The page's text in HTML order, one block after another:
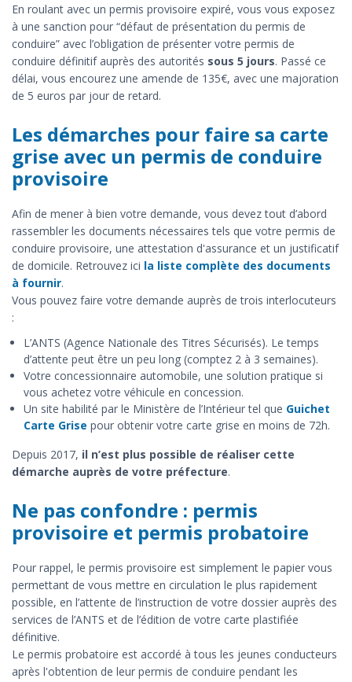
En roulant avec un permis provisoire expiré, vous vous exposez
à une sanction pour “défaut de présentation du permis de
conduire” avec l’obligation de présenter votre permis de
conduire définitif auprès des autorités sous 5 jours. Passé ce
délai, vous encourez une amende de 135€, avec une majoration
de 5 euros par jour de retard.
Les démarches pour faire sa carte
grise avec un permis de conduire
provisoire
Afin de mener à bien votre demande, vous devez tout d’abord
rassembler les documents nécessaires tels que votre permis de
conduire provisoire, une attestation d'assurance et un justificatif
de domicile. Retrouvez ici la liste complète des documents
à fournir.
Vous pouvez faire votre demande auprès de trois interlocuteurs
:
L’ANTS (Agence Nationale des Titres Sécurisés). Le temps
d’attente peut être un peu long (comptez 2 à 3 semaines).
Votre concessionnaire automobile, une solution pratique si
vous achetez votre véhicule en concession.
Un site habilité par le Ministère de l’Intérieur tel que Guichet
Carte Grise pour obtenir votre carte grise en moins de 72h.
Depuis 2017, il n’est plus possible de réaliser cette
démarche auprès de votre préfecture.
Ne pas confondre : permis
provisoire et permis probatoire
Pour rappel, le permis provisoire est simplement le papier vous
permettant de vous mettre en circulation le plus rapidement
possible, en l’attente de l’instruction de votre dossier auprès des
services de l’ANTS et de l’édition de votre carte plastifiée
définitive.
Le permis probatoire est accordé à tous les jeunes conducteurs
après l'obtention de leur permis de conduire pendant les